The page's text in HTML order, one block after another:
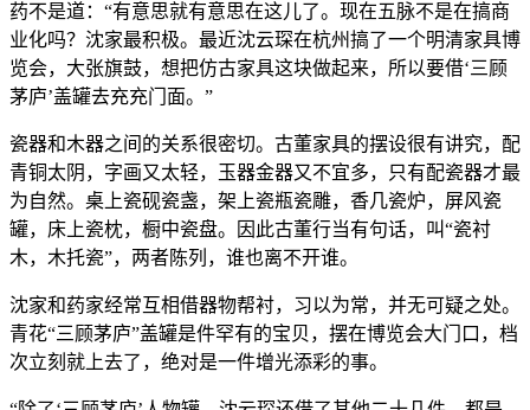
药不是道：“有意思就有意思在这儿了。现在五脉不是在搞商
业化吗？沈家最积极。最近沈云琛在杭州搞了一个明清家具博
览会，大张旗鼓，想把仿古家具这块做起来，所以要借‘三顾
茅庐’盖罐去充充门面。”
瓷器和木器之间的关系很密切。古董家具的摆设很有讲究，配
青铜太阴，字画又太轻，玉器金器又不宜多，只有配瓷器才最
为自然。桌上瓷砚瓷盏，架上瓷瓶瓷雕，香几瓷炉，屏风瓷
罐，床上瓷枕，橱中瓷盘。因此古董行当有句话，叫“瓷衬
木，木托瓷”，两者陈列，谁也离不开谁。
沈家和药家经常互相借器物帮衬，习以为常，并无可疑之处。
青花“三顾茅庐”盖罐是件罕有的宝贝，摆在博览会大门口，档
次立刻就上去了，绝对是一件增光添彩的事。